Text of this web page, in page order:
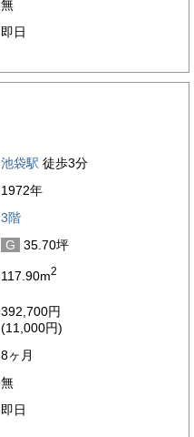
無
即日
池袋駅 徒歩3分
1972年
3階
G
35.70坪
117.90m2
392,700円
(11,000円)
8ヶ月
無
即日